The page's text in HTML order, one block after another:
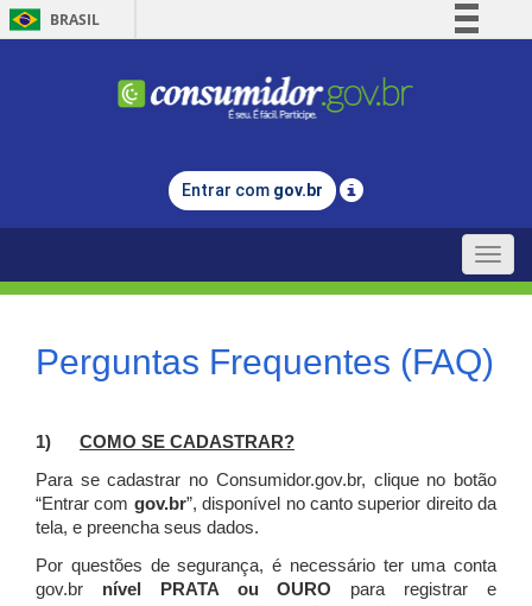
BRASIL
Comunica BR
Legislação
Entrar com gov.br
Toggle
Perguntas Frequentes (FAQ)
1) COMO SE CADASTRAR?
Para se cadastrar no Consumidor.gov.br, clique no botão
“Entrar com gov.br”, disponível no canto superior direito da
tela, e preencha seus dados.
Por questões de segurança, é necessário ter uma conta
gov.br nível PRATA ou OURO para registrar e